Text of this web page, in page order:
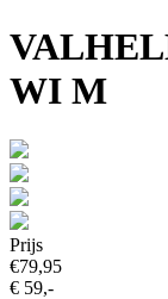
WI M
Prijs
€79,95
€ 59,-